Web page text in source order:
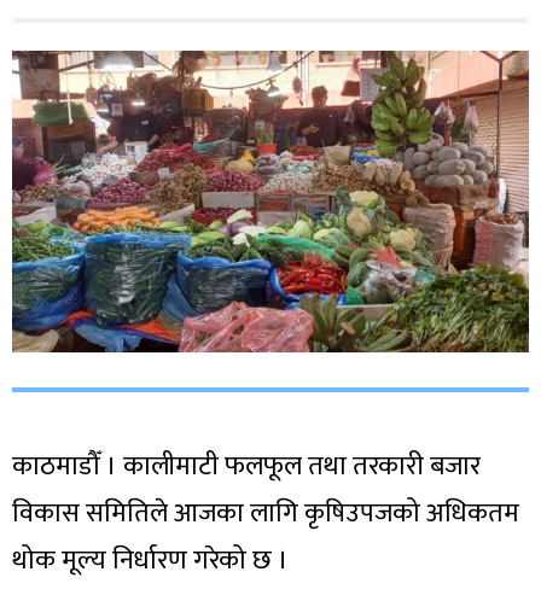
काठमाडौँ । कालीमाटी फलफूल तथा तरकारी बजार
विकास समितिले आजका लागि कृषिउपजको अधिकतम
थोक मूल्य निर्धारण गरेको छ ।